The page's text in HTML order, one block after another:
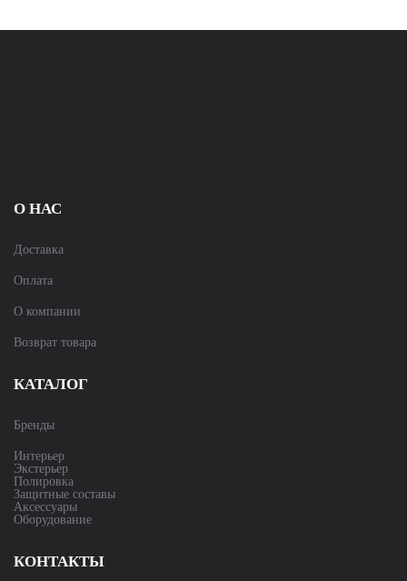
О НАС
Доставка
Оплата
О компании
Возврат товара
КАТАЛОГ
Бренды
Интерьер
Экстерьер
Полировка
Защитные составы
Аксессуары
Оборудование
КОНТАКТЫ